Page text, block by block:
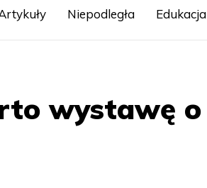
Niepodległa Edukacja
wystawę o